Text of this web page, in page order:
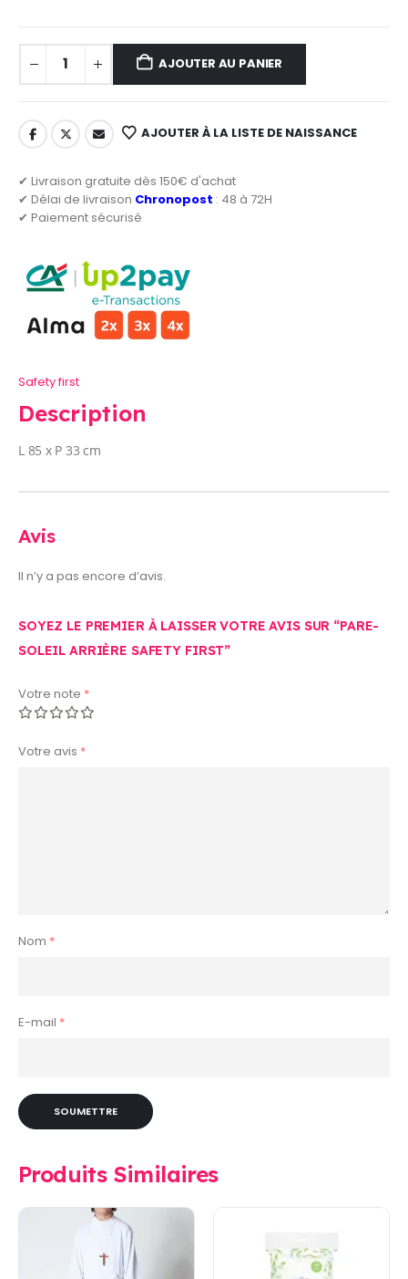
AJOUTER AU PANIER
AJOUTER À LA LISTE DE NAISSANCE
✔ Livraison gratuite dès 150€ d'achat
✔ Délai de livraison Chronopost : 48 à 72H
✔ Paiement sécurisé
Safety first
Description
L 85 x P 33 cm
Avis
Il n’y a pas encore d’avis.
SOYEZ LE PREMIER À LAISSER VOTRE AVIS SUR “PARE-
SOLEIL ARRIÈRE SAFETY FIRST”
Votre note *
Votre avis *
Nom *
E-mail *
Produits Similaires